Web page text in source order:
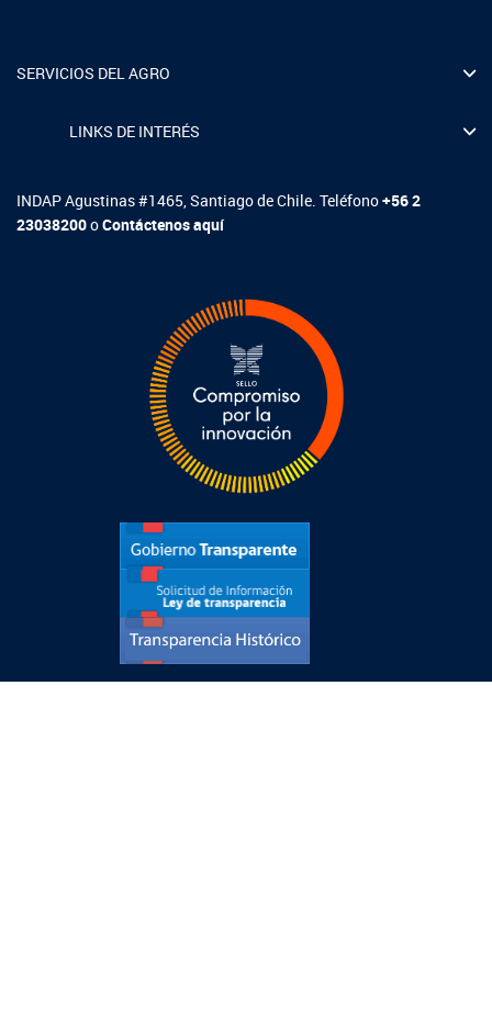
SERVICIOS DEL AGRO
LINKS DE INTERÉS
INDAP Agustinas #1465, Santiago de Chile. Teléfono+56 2
23038200oContáctenos aquí